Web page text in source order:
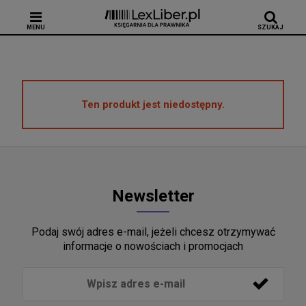
MENU SZUKAJ
Ten produkt jest niedostępny.
Newsletter
Podaj swój adres e-mail, jeżeli chcesz otrzymywać
informacje o nowościach i promocjach